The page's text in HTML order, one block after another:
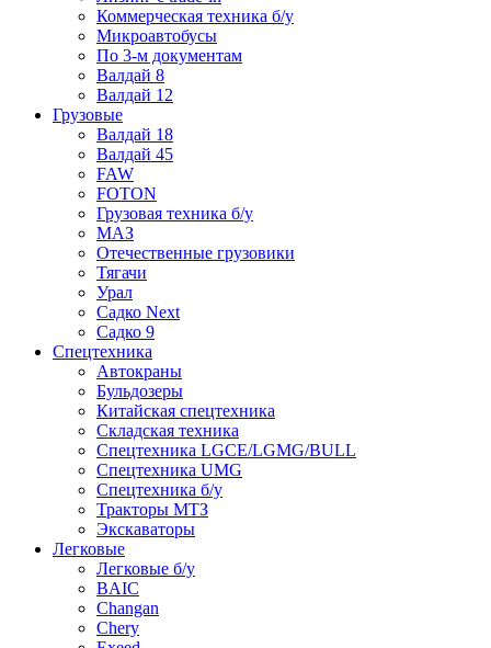
Коммерческая техника б/у
Микроавтобусы
По 3-м документам
Валдай 8
Валдай 12
Грузовые
Валдай 18
Валдай 45
FAW
FOTON
Грузовая техника б/у
МАЗ
Отечественные грузовики
Тягачи
Урал
Садко Next
Садко 9
Спецтехника
Автокраны
Бульдозеры
Китайская спецтехника
Складская техника
Спецтехника LGCE/LGMG/BULL
Спецтехника UMG
Спецтехника б/у
Тракторы МТЗ
Экскаваторы
Легковые
Легковые б/у
BAIC
Changan
Chery